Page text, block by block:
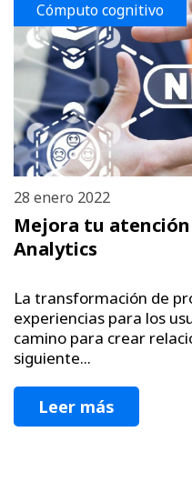
Cómputo cognitivo
28 enero 2022
Mejora tu
Analytics
La transformación de
experiencias para los
camino para crear
siguiente...
Leer más